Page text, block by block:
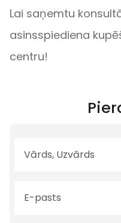
Lai saņemtu
asinsspiediena
centru!